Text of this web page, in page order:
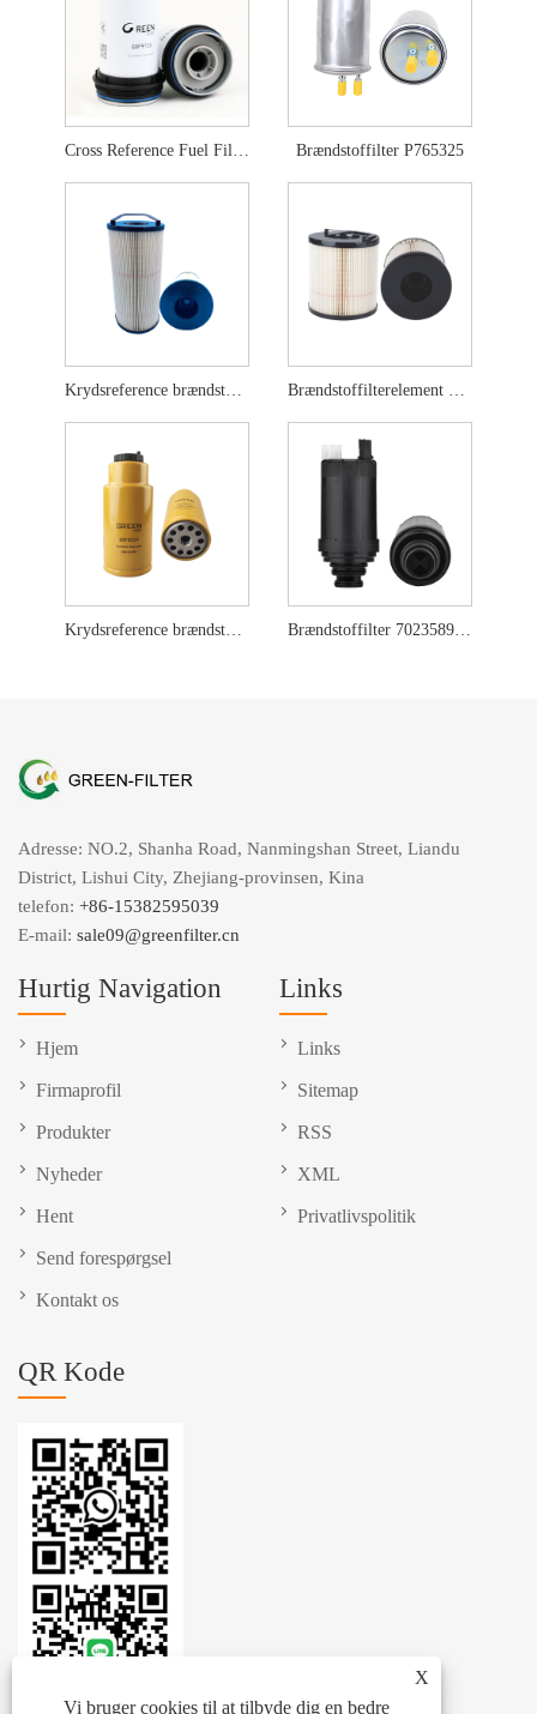
Cross Reference Fuel Filter 837079726 Brændstoffilter P765325
Krydsreference brændstoffilterelement FS20203 Brændstoffilterelement FS20403
Krydsreference brændstoffilterelement 423-8524 Brændstoffilter 7023589 til Bobcat
X
Vi bruger cookies til at tilbyde dig en bedre
Adresse: NO.2, Shanha Road, Nanmingshan Street, Liandu
District, Lishui City, Zhejiang-provinsen, Kina
telefon: +86-15382595039
E-mail: sale09@greenfilter.cn
Hurtig Navigation
Hjem
Firmaprofil
Produkter
Nyheder
Hent
Send forespørgsel
Kontakt os
Links
Links
Sitemap
RSS
XML
Privatlivspolitik
QR Kode